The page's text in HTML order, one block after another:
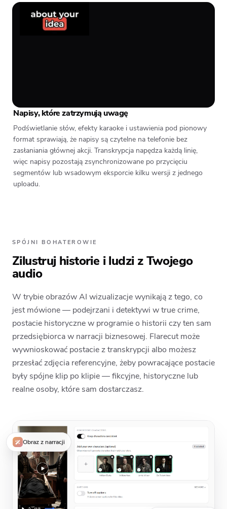
Napisy, które zatrzymują uwagę
Podświetlanie słów, efekty karaoke i ustawienia pod pionowy
format sprawiają, że napisy są czytelne na telefonie bez
zasłaniania głównej akcji. Transkrypcja napędza każdą linię,
więc napisy pozostają zsynchronizowane po przycięciu
segmentów lub wsadowym eksporcie kilku wersji z jednego
uploadu.
SPÓJNI BOHATEROWIE
Zilustruj historie i ludzi z Twojego
audio
W trybie obrazów AI wizualizacje wynikają z tego, co
jest mówione — podejrzani i detektywi w true crime,
postacie historyczne w programie o historii czy ten sam
przedsiębiorca w narracji biznesowej. Flarecut może
wywnioskować postacie z transkrypcji albo możesz
przesłać zdjęcia referencyjne, żeby powracające postacie
były spójne klip po klipie — fikcyjne, historyczne lub
realne osoby, które sam dostarczasz.
Obraz z narracji